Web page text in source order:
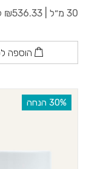
30 מ״ל | ₪536.33
הוספה
‫30% הנחה